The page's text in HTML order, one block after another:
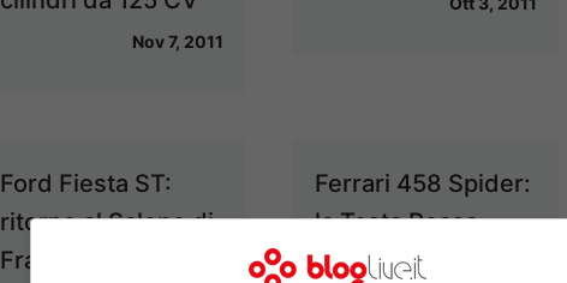
Nov 7, 2011
Ford Fiesta ST:
ritorno al Salone di
Francoforte
Ferrari 458 Spider:
la Testa Rossa
perde la capote